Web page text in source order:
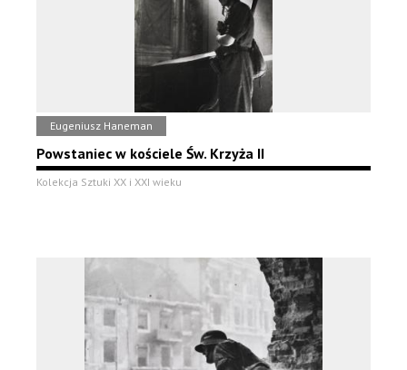
Eugeniusz Haneman
Powstaniec w kościele Św. Krzyża II
Kolekcja Sztuki XX i XXI wieku